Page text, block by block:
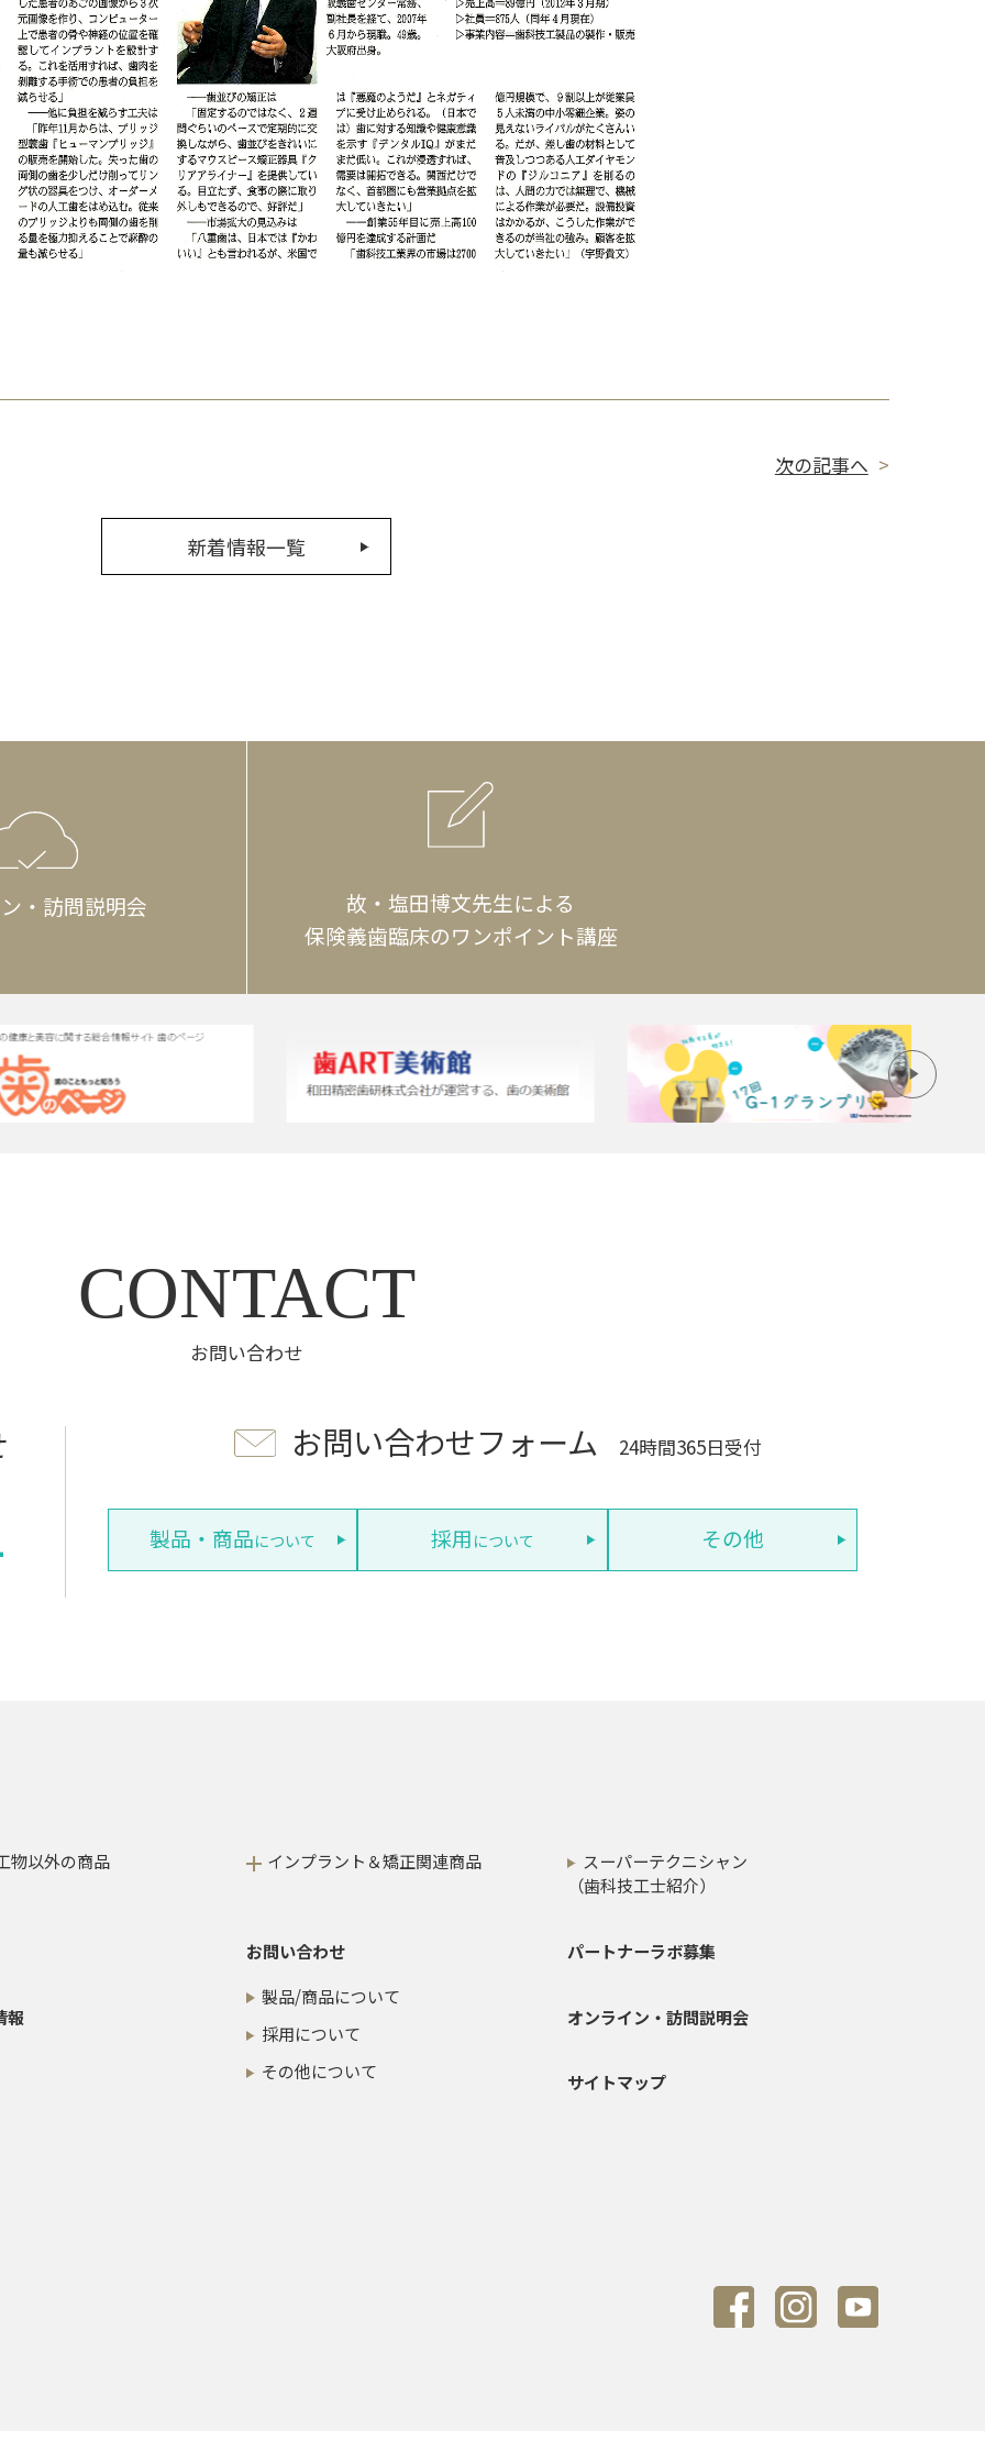
次の記事へ
新着情報一覧
・訪問説明会
故・塩田博文先生による
保険義歯臨床のワンポイント講座
CONTACT
お問い合わせ
お問い合わせフォーム 24時間365日受付
製品・商品について 採用 について その他
物以外の商品 インプラント＆矯正関連商品
スーパーテクニシャン
（歯科技工士紹介）
報
お問い合わせ
製品/商品について
採用について
その他について
パートナーラボ募集
オンライン・訪問説明会
サイトマップ